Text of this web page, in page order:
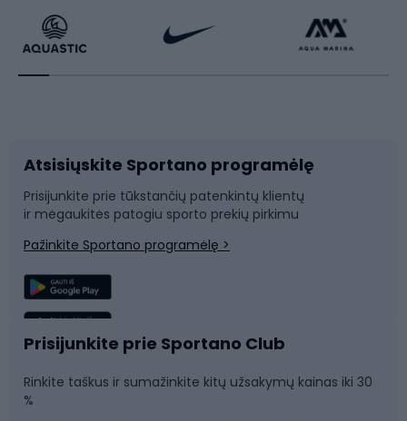
Dviratininkų apranga
Dviračių dalys
Laipiojimas
Žvejyba
Sportinė medicina
Rakečių sportas
Rogutės ir čiuožynės
Snieglenčių sportas
Plaukimas
Komandinis sportas
Atsisiųskite Sportano programėlę
Prisijunkite prie tūkstančių patenkintų klientų
ir mėgaukitės patogiu sporto prekių pirkimu
Pažinkite Sportano programėlę >
Prisijunkite prie Sportano Club
Rinkite taškus ir sumažinkite kitų užsakymų kainas iki 30
%